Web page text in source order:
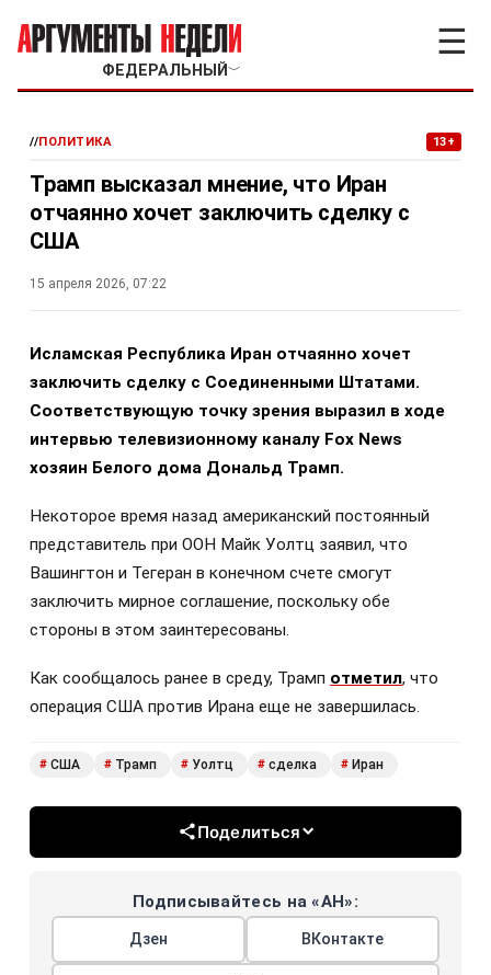
ФЕДЕРАЛЬНЫЙ ﹀
☰
//ПОЛИТИКА 13+
Трамп высказал мнение, что Иран
отчаянно хочет заключить сделку с
США
15 апреля 2026, 07:22
Исламская Республика Иран отчаянно хочет
заключить сделку с Соединенными Штатами.
Соответствующую точку зрения выразил в ходе
интервью телевизионному каналу Fox News
хозяин Белого дома Дональд Трамп.
Некоторое время назад американский постоянный
представитель при ООН Майк Уолтц заявил, что
Вашингтон и Тегеран в конечном счете смогут
заключить мирное соглашение, поскольку обе
стороны в этом заинтересованы.
Как сообщалось ранее в среду, Трамп отметил, что
операция США против Ирана еще не завершилась.
# США # Трамп # Уолтц # сделка # Иран
Поделиться
Подписывайтесь на «АН»:
Дзен ВКонтакте